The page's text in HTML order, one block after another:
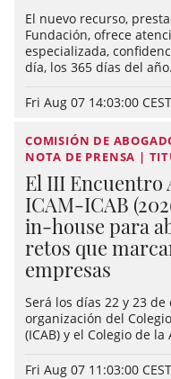
El nuevo recurso,
Fundación, ofrece
especializada,
día, los 365 días del año.
Fri Aug 07 14:03:00
COMISIÓN DE
NOTA DE PRENSA |
El III Encuentro
ICAM-ICAB
in-house para
retos que
empresas
Será los días 22 y 23
organización del
(ICAB) y el Colegio de
Fri Aug 07 11:03:00